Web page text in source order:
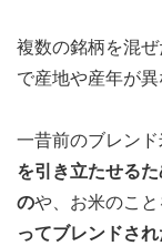
複数の銘柄を混
で産地や産年が
一昔前のブレン
を引き立たせる
のや、お米のこ
ってブレンドさ